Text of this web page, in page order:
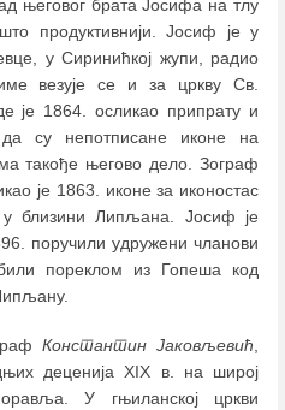
његовог брата Јосифа на тлу
продуктивнији. Јосиф је у
у Сиринићкој жупи, радио
везује се и за цркву Св.
је 1864. осликао припрату и
су непотписане иконе на
такође његово дело. Зограф
је 1863. иконе за иконостас
близини Липљана. Јосиф је
поручили удружени чланови
пореклом из Гопеша код
Константин Јаковљевић,
деценија XIX в. на широј
У гњиланској цркви